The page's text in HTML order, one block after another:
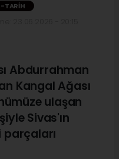
TARIH
Abdurrahman
Kangal Ağası
ulaşan
Sivas'ın
parçaları